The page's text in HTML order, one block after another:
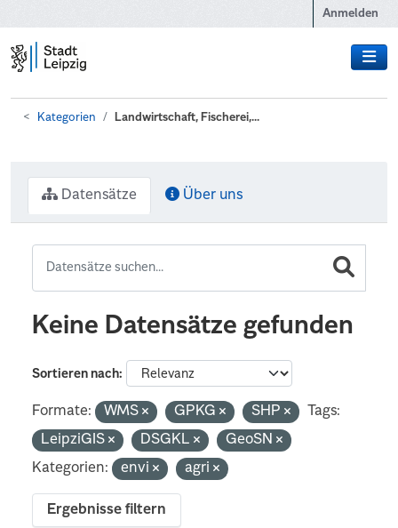
Anmelden
Kategorien Landwirtschaft, Fischerei,...
Datensätze Über uns
Keine Datensätze gefunden
Sortieren nach
Formate: WMS GPKG SHP
Tags:
LeipziGIS
DSGKL
GeoSN
Kategorien:
envi agri
Ergebnisse filtern